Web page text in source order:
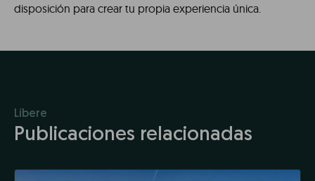
disposición para crear tu propia experiencia única.
Líbere
Publicaciones relacionadas